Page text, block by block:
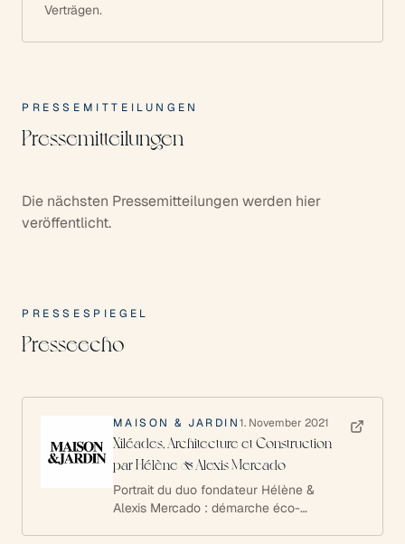
Verträgen.
PRESSEMITTEILUNGEN
Pressemitteilungen
Die nächsten Pressemitteilungen werden hier
veröffentlicht.
PRESSESPIEGEL
Presseecho
MAISON & JARDIN1. November 2021
Xiléades, Architecture et Construction
par Hélène & Alexis Mercado
Portrait du duo fondateur Hélène &
Alexis Mercado : démarche éco-